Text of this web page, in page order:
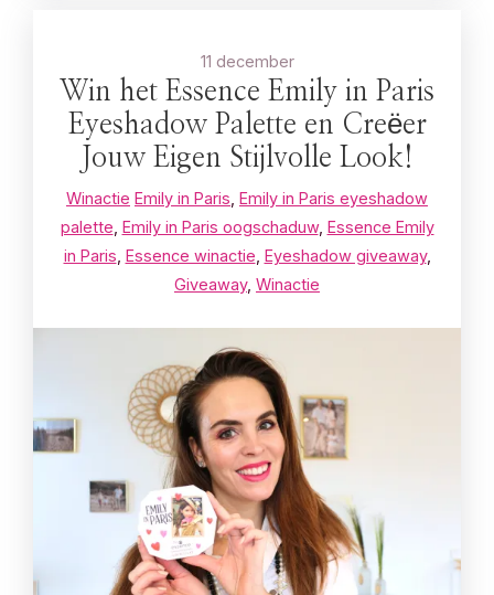
11 december
Win het Essence Emily in Paris
Eyeshadow Palette en Creëer
Jouw Eigen Stijlvolle Look!
Winactie Emily in Paris Emily in Paris eyeshadow
palette Emily in Paris oogschaduw, Essence Emily
in Paris Essence winactie Eyeshadow giveaway,
Giveaway, Winactie